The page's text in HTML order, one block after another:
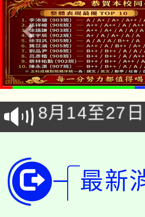
「本色祭」
場熱烈登場!
8/21下午1時
徵才活動。
YOUNG桃
局官網。
8月14至27
開!
115年桃園
田徑場及游
視費優惠，
大園自造教
最新